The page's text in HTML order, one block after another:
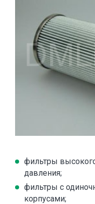
фильтры
давления;
фильтры с
корпусами;